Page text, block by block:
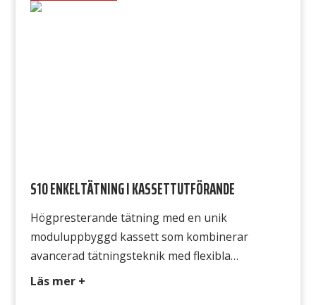
sammansättning för längre livslängd i olika
S10 ENKELTÄTNING I KASSETTUTFÖRANDE
Högpresterande tätning med en unik
moduluppbyggd kassett som kombinerar
avancerad tätningsteknik med flexibla
möjligheter till underhåll och reparation. Denna
Läs mer +